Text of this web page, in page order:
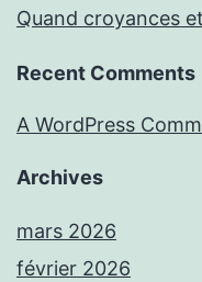
Quand croyances
Recent Comments
A WordPress
Archives
mars 2026
février 2026